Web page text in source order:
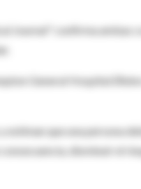
Journal" confirma ambas
General Hospital
que una persona
disminuir el